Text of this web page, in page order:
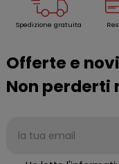
Spedizione gratuita
Offerte e
Non perderti